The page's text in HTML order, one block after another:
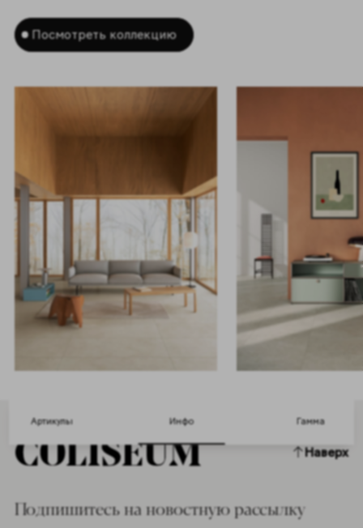
Артикулы Инфо Гамма
Посмотреть коллекцию
Наверх
Подпишитесь на новостную рассылку